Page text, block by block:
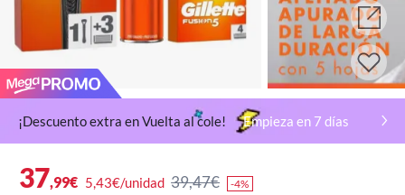
¡Descuento extra en Vuelta al cole! Empieza en 7 días
37,99€ 5,43€/unidad 39,47€ -4%